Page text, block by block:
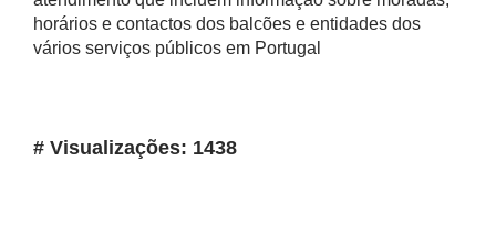
horários e contactos dos balcões e entidades dos
vários serviços públicos em Portugal
# Visualizações: 1438